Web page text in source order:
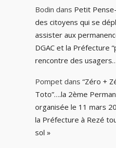
Bodin dans Petit
des citoyens qui se
assister aux
DGAC et la Préfecture
rencontre des
Pompetdans “Zéro +
Toto”….la 2ème
organisée le 11 mars
la Préfecture à Rezé
sol »